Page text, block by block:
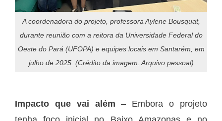
A coordenadora do projeto, professora Aylene Bousquat,
durante reunião com a reitora da Universidade Federal do
Oeste do Pará (UFOPA) e equipes locais em Santarém, em
julho de 2025. (Crédito da imagem: Arquivo pessoal)
Impacto que vai além – Embora o projeto